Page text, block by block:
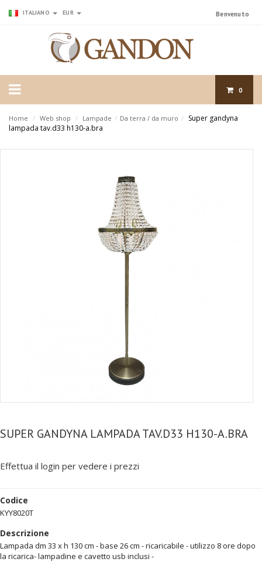
ITALIANO EUR Benvenuto
0
Home / Web shop / Lampade / Da terra / da muro / Super gandyna
lampada tav.d33 h130-a.bra
SUPER GANDYNA LAMPADA TAV.D33 H130-A.BRA
Effettua il login per vedere i prezzi
Codice
KYY8020T
Descrizione
Lampada dm 33 x h 130 cm - base 26 cm - ricaricabile - utilizzo 8 ore dopo
la ricarica- lampadine e cavetto usb inclusi -